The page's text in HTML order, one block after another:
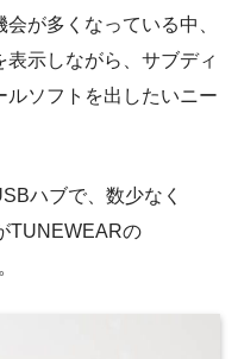
が多くなっている中、
表示しながら、サブディ
ルソフトを出したいニー
ハブで、数少なく
TUNEWEARの